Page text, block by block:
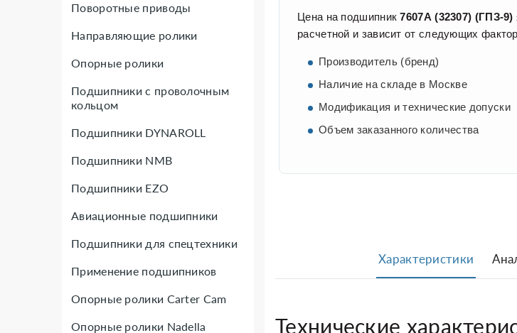
Поворотные приводы
Направляющие ролики
Опорные ролики
Подшипники с проволочным
кольцом
Подшипники DYNAROLL
Подшипники NMB
Подшипники EZO
Авиационные подшипники
Подшипники для спецтехники
Применение подшипников
Опорные ролики Carter Cam
Опорные ролики Nadella
Цена на подшипник7607А (32307) (ГПЗ-9)
расчетной и зависит от следующих
Производитель (бренд)
Наличие на складе в Москве
Модификация и технические допуски
Объем заказанного количества
Характеристики
Технические